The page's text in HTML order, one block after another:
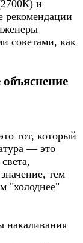
и
рекомендации
советами, как
тот, который
— это
тем
"холоднее"
накаливания